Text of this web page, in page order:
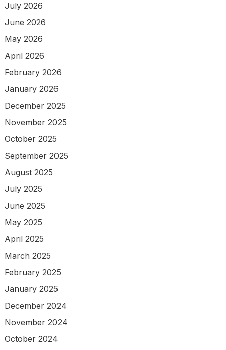
July 2026
June 2026
May 2026
April 2026
February 2026
January 2026
December 2025
November 2025
October 2025
September 2025
August 2025
July 2025
June 2025
May 2025
April 2025
March 2025
February 2025
January 2025
December 2024
November 2024
October 2024